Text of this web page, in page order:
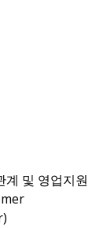
계 및 영업지원